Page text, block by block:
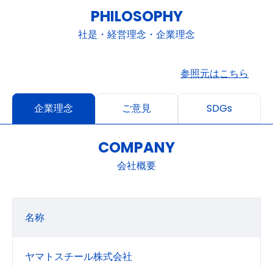
PHILOSOPHY
社是・経営理念・企業理念
参照元はこちら
企業理念 ご意見 SDGs
COMPANY
会社概要
名称
ヤマトスチール株式会社